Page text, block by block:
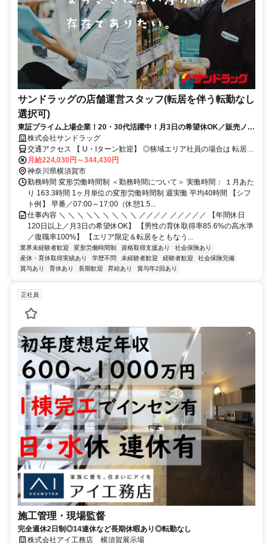
サンドラッグの店舗運営スタッフ(転居を伴う転勤なし
選択可)
東証プライム上場企業！20・30代活躍中！月3日の希望休OK／販売ノル
マなし／年収例32歳SV816万円／販促企画～商品管理など店舗運営がメ
インの仕事
株式会社サンドラッグ
交通アクセス 【 U・Iターン歓迎】 ◎狭域エリア社員の場合は 転居を
伴う転勤はありません。 ◎マイカー通勤OK
月給224,030円～344,430円
神奈川県横須賀市
勤務時間 変形労働時間制 ＜勤務時間について＞ 実働時間： １月あた
り 163.3時間 1ヶ月単位の変形労働時間制 週実働 平均40時間 【シフ
ト例】 早番／07:00～17:00（休憩1.5...
仕事内容 ＼ ＼ ＼ ＼＼ ＼ ＼ ＼ ＼ ／／／／ ／／／／／ 【年間休日
120日以上／月3日の希望休OK】 【男性の育休取得率85.6%の高水準
／復職率100%】 【エリア限定＆転居をともなう...
業界未経験者歓迎 変形労働時間制 資格取得支援あり
社会保険あり
産休・育休取得実績あり
学歴不問 未経験者歓迎 経験者歓迎
社会保険完備
賞与あり
育休あり 長期歓迎 昇給あり 賞与年2回あり
正社員
施工管理・現場監督
完全週休2日制◎14連休など長期休暇あり◎転勤なし
株式会社アイ工務店 横須賀展示場